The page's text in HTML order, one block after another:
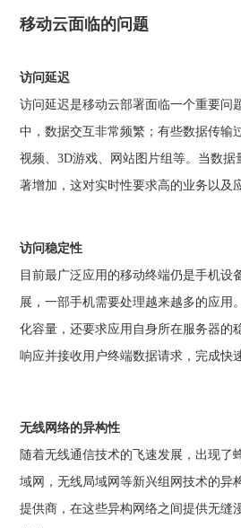
移动云面临的问题
访问延迟
访问延迟是移动云部署面临一个重要问
中，数据交互非常频繁；有些数据传输
视频、3D游戏、网站图片组等。当数据
著增加，这对实时性要求高的业务以及
访问稳定性
目前最广泛应用的移动终端仍是手机设
展，一部手机需要处理越来越多的应用
化容量，还要求应用自身所在服务器的
响应并接收用户终端数据请求，完成快
无线网络的异构性
随着无线通信技术的飞速发展，出现了
域网，无线局域网等新兴组网技术的异
提供商，在这些异构网络之间提供无缝